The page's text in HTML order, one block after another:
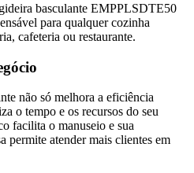
basculante EMPPLSDTE50
para qualquer cozinha
cafeteria ou restaurante.
não só melhora a eficiência
o tempo e os recursos do seu
facilita o manuseio e sua
permite atender mais clientes em